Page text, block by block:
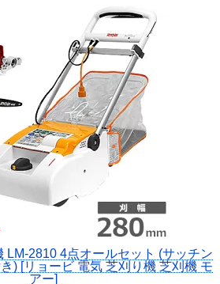
LM-2810 4点オールセット (サッチン
) [リョービ 電気 芝刈り機 芝刈機 モ
アー]